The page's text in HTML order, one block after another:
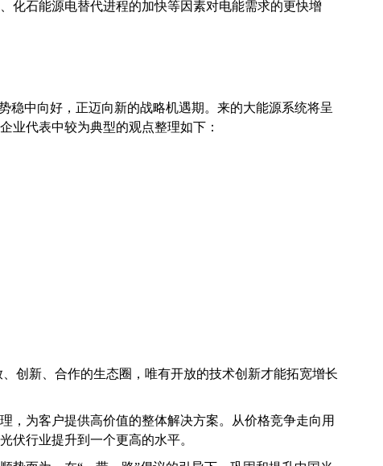
化石能源电替代进程的加快等因素对电能需求的更快增
稳中向好，正迈向新的战略机遇期。来的大能源系统将呈
业代表中较为典型的观点整理如下：
创新、合作的生态圈，唯有开放的技术创新才能拓宽增长
，为客户提供高价值的整体解决方案。从价格竞争走向用
伏行业提升到一个更高的水平。